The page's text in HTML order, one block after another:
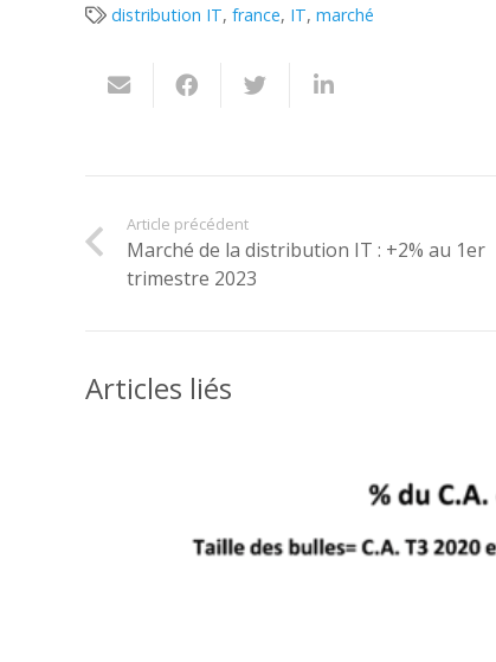
distribution IT,france, IT,marché
Article précédent
Marché de la distribution IT : +2% au 1er
trimestre 2023
Articles liés